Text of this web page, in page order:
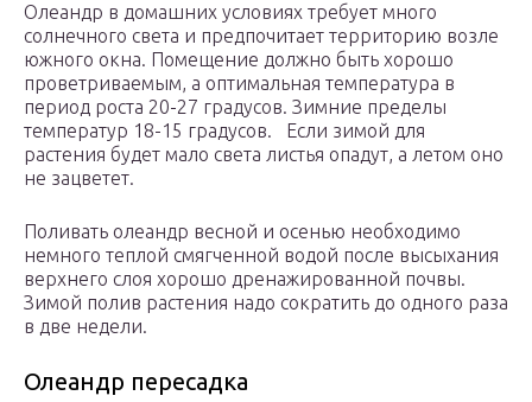
Олеандр в домашних условиях требует много
солнечного света и предпочитает территорию возле
южного окна. Помещение должно быть хорошо
проветриваемым, а оптимальная температура в
период роста 20-27 градусов. Зимние пределы
температур 18-15 градусов. Если зимой для
растения будет мало света листья опадут, а летом оно
не зацветет.
Поливать олеандр весной и осенью необходимо
немного теплой смягченной водой после высыхания
верхнего слоя хорошо дренажированной почвы.
Зимой полив растения надо сократить до одного раза
в две недели.
Олеандр пересадка